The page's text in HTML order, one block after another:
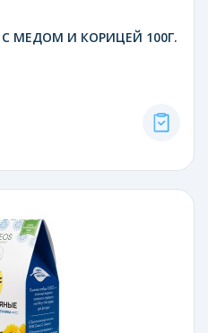
МЕДОМ И КОРИЦЕЙ 100Г.